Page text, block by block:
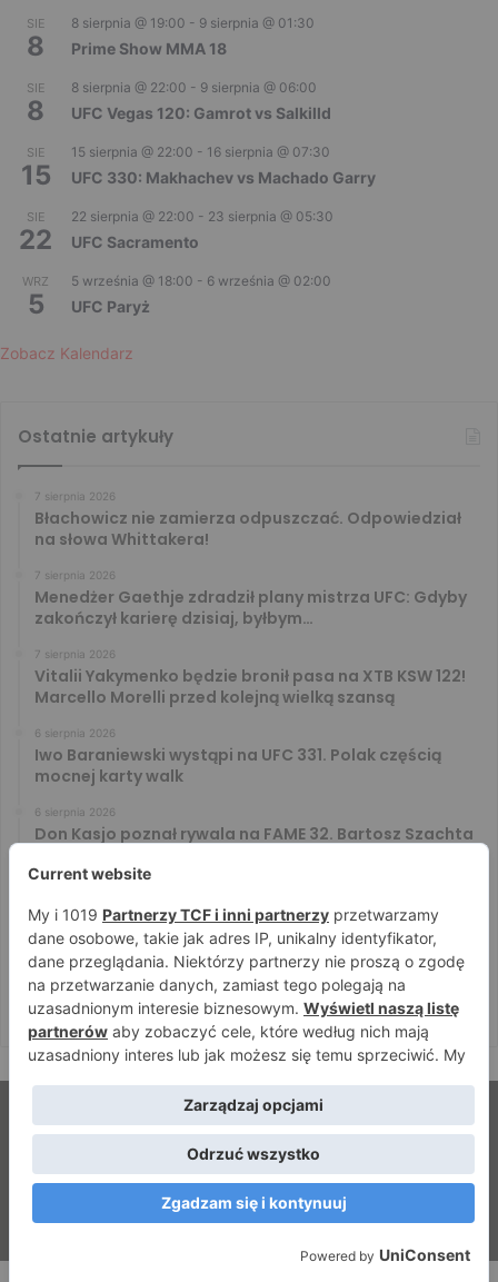
SIE
8
8 sierpnia @ 19:00 - 9 sierpnia @ 01:30
Prime Show MMA 18
SIE
8
8 sierpnia @ 22:00 - 9 sierpnia @ 06:00
UFC Vegas 120: Gamrot vs Salkilld
SIE
15
15 sierpnia @ 22:00 - 16 sierpnia @ 07:30
UFC 330: Makhachev vs Machado Garry
SIE
22
22 sierpnia @ 22:00 - 23 sierpnia @ 05:30
UFC Sacramento
WRZ
5
5 września @ 18:00 - 6 września @ 02:00
UFC Paryż
Zobacz Kalendarz
Ostatnie artykuły
7 sierpnia 2026
Błachowicz nie zamierza odpuszczać. Odpowiedział
na słowa Whittakera!
7 sierpnia 2026
Menedżer Gaethje zdradził plany mistrza UFC: Gdyby
zakończył karierę dzisiaj, byłbym…
7 sierpnia 2026
Vitalii Yakymenko będzie bronił pasa na XTB KSW 122!
Marcello Morelli przed kolejną wielką szansą
6 sierpnia 2026
Iwo Baraniewski wystąpi na UFC 331. Polak częścią
mocnej karty walk
6 sierpnia 2026
Don Kasjo poznał rywala na FAME 32. Bartosz Szachta
Niepokonany Włodarczyk zawalczy o ranking! Na XTB
KSW 122 zmierzy się z Paivą
5 sierpnia 2026
Mateusz DON DIEGO Kubiszyn o rywalu na GROMDA 26.
Kibice typują trzy nazwiska
Home
Redakcja Kontakt
FacebookYouTube
RSS